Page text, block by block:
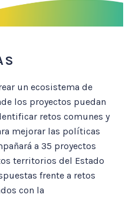
un ecosistema de
los proyectos puedan
retos comunes y
mejorar las políticas
a 35 proyectos
territorios del Estado
frente a retos
con la